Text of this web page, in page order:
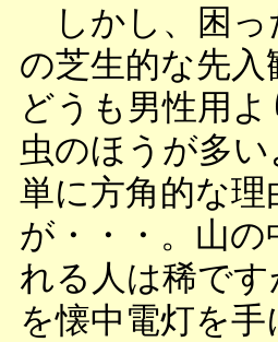
しかし、困っ
の芝生的な先
どうも男性用
虫のほうが多
単に方角的な
が・・・。山
れる人は稀で
を懐中電灯を